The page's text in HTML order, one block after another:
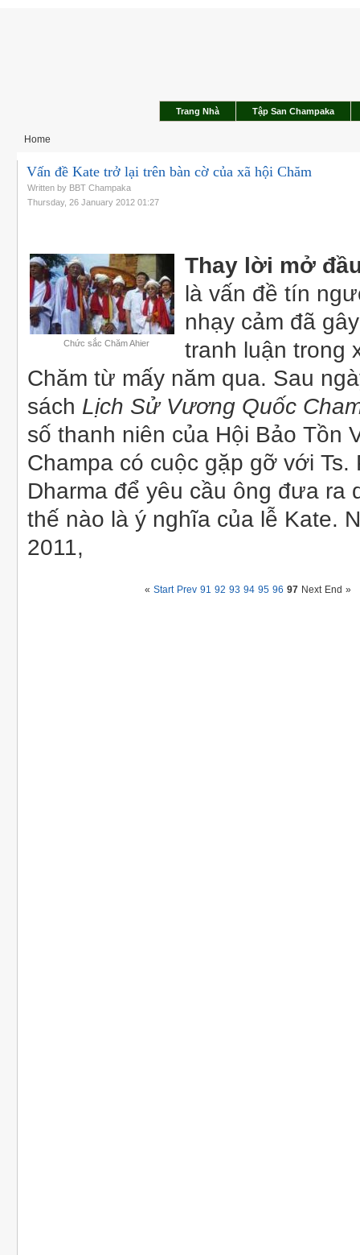
Trang Nhà Tập San Champaka
Home
Vấn đề Kate trở lại trên bàn cờ của xã hội Chăm
Written by BBT Champaka
Thursday, 26 January 2012 01:27
Chức sắc Chăm Ahier
Thay lời mở
là vấn đề tín
nhạy cảm đã
tranh luận trong
Chăm từ mấy năm qua. Sau
sách Lịch Sử Vương Quốc
số thanh niên của Hội Bảo Tồn
Champa có cuộc gặp gỡ với Ts.
Dharma để yêu cầu ông đưa ra
thế nào là ý nghĩa của lễ Kate.
2011,
« Start Prev 91 92 93 94 95 96 97 Next End »